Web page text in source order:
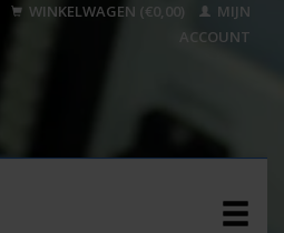
WINKELWAGEN (€0,00)
MIJN
ACCOUNT